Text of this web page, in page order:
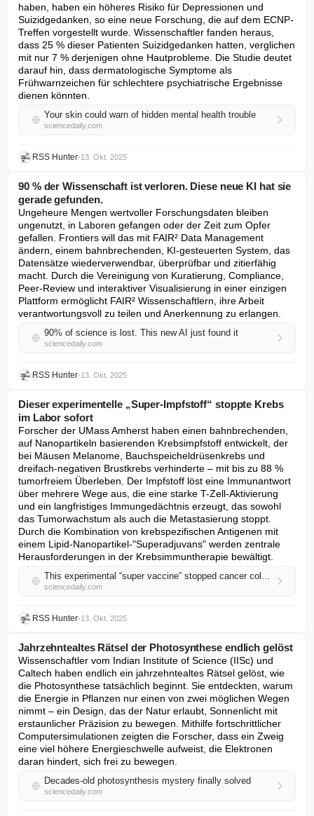
haben, haben ein höheres Risiko für Depressionen und
Suizidgedanken, so eine neue Forschung, die auf dem ECNP-
Treffen vorgestellt wurde. Wissenschaftler fanden heraus,
dass 25 % dieser Patienten Suizidgedanken hatten, verglichen
mit nur 7 % derjenigen ohne Hautprobleme. Die Studie deutet
darauf hin, dass dermatologische Symptome als
Frühwarnzeichen für schlechtere psychiatrische Ergebnisse
dienen könnten.
Your skin could warn of hidden mental health trouble
sciencedaily.com
RSS Hunter•13. Okt. 2025
90 % der Wissenschaft ist verloren. Diese neue KI hat sie
gerade gefunden.
Ungeheure Mengen wertvoller Forschungsdaten bleiben
ungenutzt, in Laboren gefangen oder der Zeit zum Opfer
gefallen. Frontiers will das mit FAIR² Data Management
ändern, einem bahnbrechenden, KI-gesteuerten System, das
Datensätze wiederverwendbar, überprüfbar und zitierfähig
macht. Durch die Vereinigung von Kuratierung, Compliance,
Peer-Review und interaktiver Visualisierung in einer einzigen
Plattform ermöglicht FAIR² Wissenschaftlern, ihre Arbeit
verantwortungsvoll zu teilen und Anerkennung zu erlangen.
90% of science is lost. This new AI just found it
sciencedaily.com
RSS Hunter•13. Okt. 2025
Dieser experimentelle „Super-Impfstoff“ stoppte Krebs
im Labor sofort
Forscher der UMass Amherst haben einen bahnbrechenden,
auf Nanopartikeln basierenden Krebsimpfstoff entwickelt, der
bei Mäusen Melanome, Bauchspeicheldrüsenkrebs und
dreifach-negativen Brustkrebs verhinderte – mit bis zu 88 %
tumorfreiem Überleben. Der Impfstoff löst eine Immunantwort
über mehrere Wege aus, die eine starke T-Zell-Aktivierung
und ein langfristiges Immungedächtnis erzeugt, das sowohl
das Tumorwachstum als auch die Metastasierung stoppt.
Durch die Kombination von krebspezifischen Antigenen mit
einem Lipid-Nanopartikel-"Superadjuvans" werden zentrale
Herausforderungen in der Krebsimmuntherapie bewältigt.
This experimental “super vaccine” stopped cancer cold in the lab
sciencedaily.com
RSS Hunter•13. Okt. 2025
Jahrzehntealtes Rätsel der Photosynthese endlich gelöst
Wissenschaftler vom Indian Institute of Science (IISc) und
Caltech haben endlich ein jahrzehntealtes Rätsel gelöst, wie
die Photosynthese tatsächlich beginnt. Sie entdeckten, warum
die Energie in Pflanzen nur einen von zwei möglichen Wegen
nimmt – ein Design, das der Natur erlaubt, Sonnenlicht mit
erstaunlicher Präzision zu bewegen. Mithilfe fortschrittlicher
Computersimulationen zeigten die Forscher, dass ein Zweig
eine viel höhere Energieschwelle aufweist, die Elektronen
daran hindert, sich frei zu bewegen.
Decades-old photosynthesis mystery finally solved
sciencedaily.com